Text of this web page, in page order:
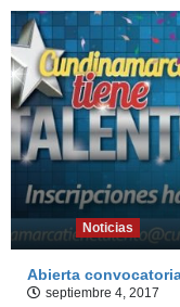
Noticias
Abierta
septiembre 4, 2017